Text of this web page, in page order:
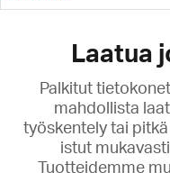
Laatua
Palkitut
mahdollista
työskentely tai
istut
Tuotteidemme